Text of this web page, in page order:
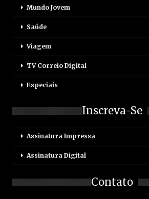
Mundo Jovem
Saúde
Viagem
TV Correio Digital
Especiais
Inscreva-Se
Assinatura Impressa
Assinatura Digital
Contato